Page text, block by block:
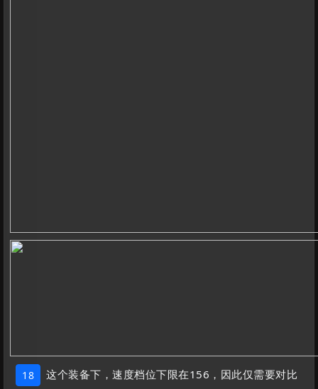
18
这个装备下，速度档位下限在156，因此仅需要对比